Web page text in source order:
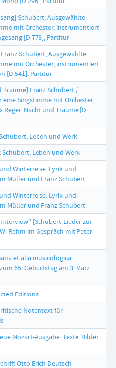
Schubert, Ausgewählte
mit Orchester, instrumentiert
[D 778], Partitur
Schubert, Ausgewählte
mit Orchester, instrumentiert
[D 541], Partitur
Träume] Franz Schubert /
eine Singstimme mit Orchester,
Nacht und Träume [D
Leben und Werk
Schubert, Leben und Werk
Winterreise. Lyrik und
Müller und Franz Schubert
Winterreise. Lyrik und
Müller und Franz Schubert
[Schubert-Lieder zur
Rehm im Gespräch mit Peter
et alia musicologica.
65. Geburtstag am 3. März
Editions
Notentext für
Mozart-Ausgabe. Texte. Bilder.
Otto Erich Deutsch